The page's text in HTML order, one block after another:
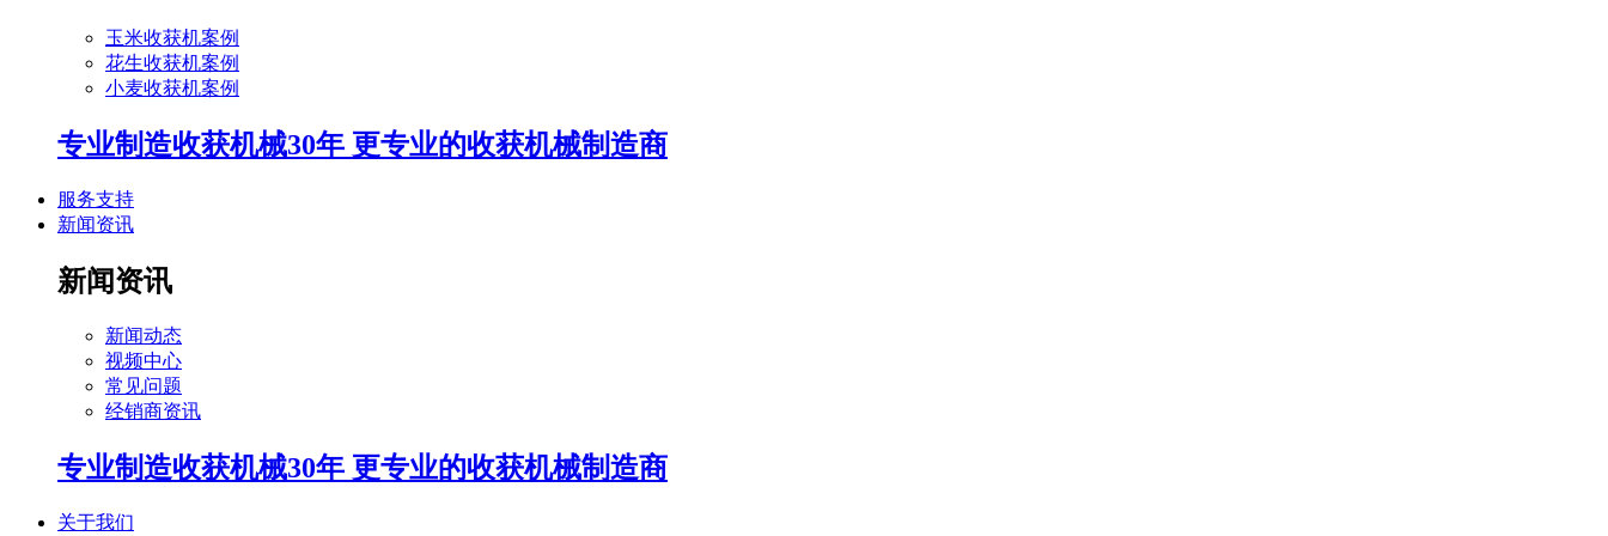
玉米收获机案例
花生收获机案例
小麦收获机案例
专业制造收获机械30年 更专业的收获机械制造商
服务支持
新闻资讯
新闻资讯
新闻动态
视频中心
常见问题
经销商资讯
专业制造收获机械30年 更专业的收获机械制造商
关于我们